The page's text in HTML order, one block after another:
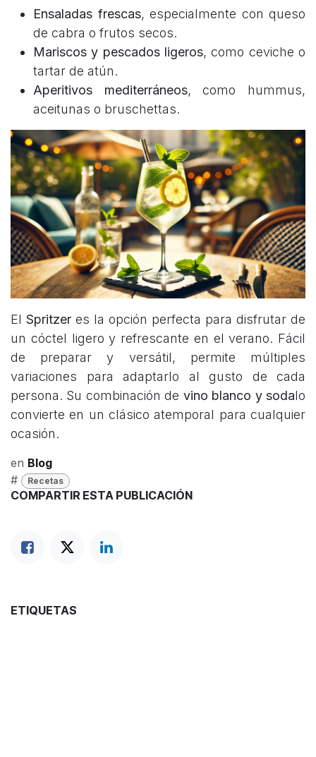
Ensaladas frescas, especialmente con queso
de cabra o frutos secos.
Mariscos y pescados ligeros, como ceviche o
tartar de atún.
Aperitivos mediterráneos, como hummus,
aceitunas o bruschettas.
El Spritzer es la opción perfecta para disfrutar de
un cóctel ligero y refrescante en el verano. Fácil
de preparar y versátil, permite múltiples
variaciones para adaptarlo al gusto de cada
persona. Su combinación de vino blanco y sodalo
convierte en un clásico atemporal para cualquier
ocasión.
en Blog
#
Recetas
COMPARTIR ESTA PUBLICACIÓN
ETIQUETAS